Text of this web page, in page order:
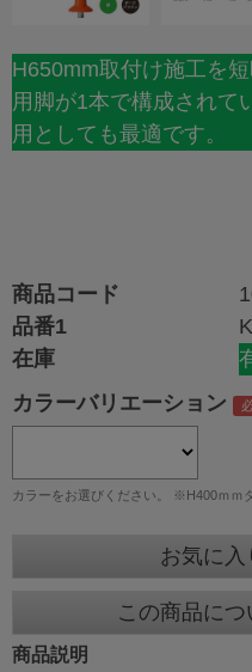
H650mm取付け施工を
用脚が1本で構成されて
用としても最適です。
商品コード
品番1
在庫
カラーバリエーション
カラーをお選びください。 ※H400ｍｍ
お気に入
この商品に
商品説明